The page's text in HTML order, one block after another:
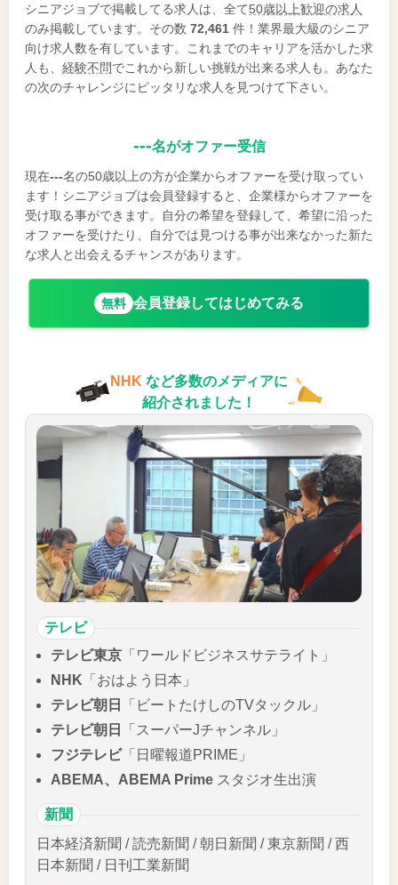
シニアジョブで掲載してる求人は、全て50歳以上歓迎の求人
のみ掲載しています。その数 72,461 件！業界最大級のシニア
向け求人数を有しています。これまでのキャリアを活かした求
人も、 経験不問でこれから新しい挑戦が出来る求人も。あなた
の次のチャレンジにピッタリな求人を見つけて下さい。
---名がオファー受信
現在---名の50歳以上の方が企業からオファーを受け取ってい
ます！シニアジョブは会員登録すると、企業様からオファーを
受け取る事ができます。自分の希望を登録して、希望に沿った
オファーを受けたり、自分では見つける事が出来なかった新た
な求人と出会えるチャンスがあります。
無料 会員登録してはじめてみる
NHK など多数のメディアに
紹介されました！
テレビ
テレビ東京 「ワールドビジネスサテライト」
NHK 「おはよう日本」
テレビ朝日
「ビートたけしのTVタックル」
テレビ朝日
「スーパーJチャンネル」
フジテレビ「日曜報道PRIME」
ABEMA、ABEMA Prime スタジオ生出演
新聞
日本経済新聞 / 読売新聞 / 朝日新聞 / 東京新聞 / 西
日本新聞 / 日刊工業新聞